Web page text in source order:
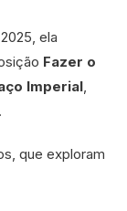
ela
Fazer o
Imperial
.
que exploram